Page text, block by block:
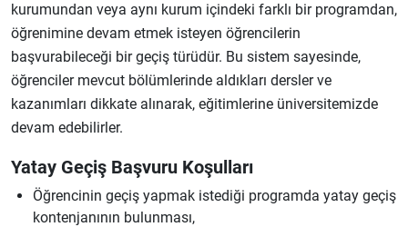
kurumundan veya aynı kurum içindeki farklı bir programdan,
öğrenimine devam etmek isteyen öğrencilerin
başvurabileceği bir geçiş türüdür. Bu sistem sayesinde,
öğrenciler mevcut bölümlerinde aldıkları dersler ve
kazanımları dikkate alınarak, eğitimlerine üniversitemizde
devam edebilirler.
Yatay Geçiş Başvuru Koşulları
Öğrencinin geçiş yapmak istediği programda yatay geçiş
kontenjanının bulunması,